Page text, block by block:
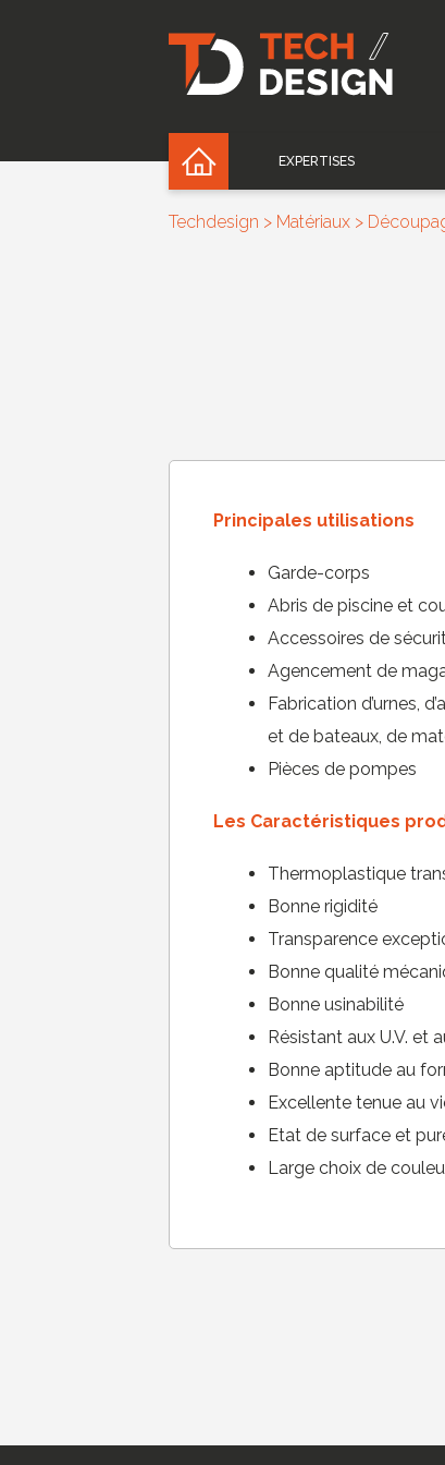
EXPERTISES
Techdesign > Matériaux>
Principales utilisations
Garde-corps
Abris de piscine et
Accessoires de
Agencement de
Fabrication d’urnes,
et de bateaux, de
Pièces de pompes
Les Caractéristiques
Thermoplastique
Bonne rigidité
Transparence
Bonne qualité
Bonne usinabilité
Résistant aux U.V. et
Bonne aptitude au
Excellente tenue au
Etat de surface et
Large choix de